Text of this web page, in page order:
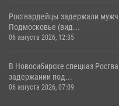
Росгвардейцы задержали
Подмосковье (вид...
06 августа 2026, 12:35
В Новосибирске спецназ
задержании под...
06 августа 2026, 07:09